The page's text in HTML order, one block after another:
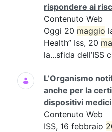
rispondere ai
Contenuto Web
Oggi 20 maggio
Health” Iss, 20
la...sfida dell’ISS
L’Organismo
anche per la
dispositivi medici
Contenuto Web
ISS, 16 febbraio